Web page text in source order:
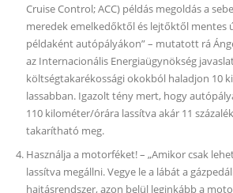
Cruise Control; ACC) példás megoldás a
meredek emelkedőktől és lejtőktől mentes
példaként autópályákon” – mutatott rá
az Internacionális Energiaügynökség
költségtakarékossági okokból haladjon 10
lassabban. Igazolt tény mert, hogy
110 kilométer/órára lassítva akár 11
takarítható meg.
Használja a motorféket! – „Amikor csak
lassítva megállni. Vegye le a lábát a
hajtásrendszer, azon belül leginkább a